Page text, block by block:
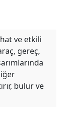
ve etkili
gereç,
bulur ve